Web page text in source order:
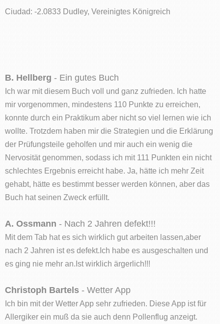
Ciudad: -2.0833 Dudley, Vereinigtes Königreich
B. Hellberg - Ein gutes Buch
Ich war mit diesem Buch voll und ganz zufrieden. Ich hatte
mir vorgenommen, mindestens 110 Punkte zu erreichen,
konnte durch ein Praktikum aber nicht so viel lernen wie ich
wollte. Trotzdem haben mir die Strategien und die Erklärung
der Prüfungsteile geholfen und mir auch ein wenig die
Nervosität genommen, sodass ich mit 111 Punkten ein nicht
schlechtes Ergebnis erreicht habe. Ja, hätte ich mehr Zeit
gehabt, hätte es bestimmt besser werden können, aber das
Buch hat seinen Zweck erfüllt.
A. Ossmann - Nach 2 Jahren defekt!!!
Mit dem Tab hat es sich wirklich gut arbeiten lassen,aber
nach 2 Jahren ist es defekt.Ich habe es ausgeschalten und
es ging nie mehr an.Ist wirklich ärgerlich!!!
Christoph Bartels - Wetter App
Ich bin mit der Wetter App sehr zufrieden. Diese App ist für
Allergiker ein muß da sie auch denn Pollenflug anzeigt.